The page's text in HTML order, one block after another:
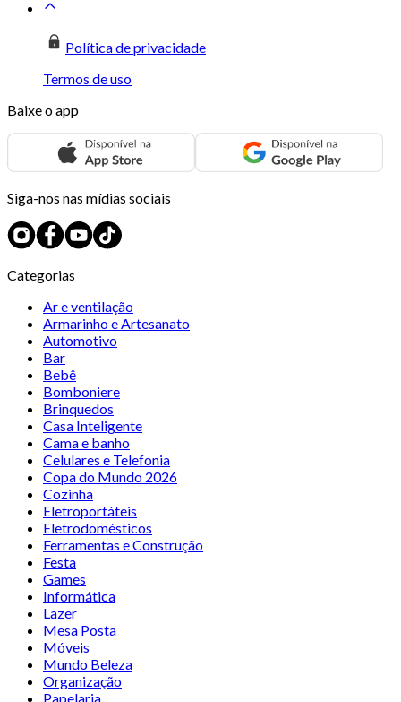
Política de privacidade
Termos de uso
Baixe o app
Siga-nos nas mídias sociais
Categorias
Ar e ventilação
Armarinho e Artesanato
Automotivo
Bar
Bebê
Bomboniere
Brinquedos
Casa Inteligente
Cama e banho
Celulares e Telefonia
Copa do Mundo 2026
Cozinha
Eletroportáteis
Eletrodomésticos
Ferramentas e Construção
Festa
Games
Informática
Lazer
Mesa Posta
Móveis
Mundo Beleza
Organização
Papelaria